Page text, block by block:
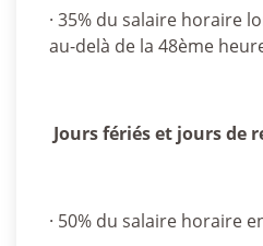
· 35% du salaire horaire
au-delà de la 48ème
Jours fériés et jours de
· 50% du salaire horaire